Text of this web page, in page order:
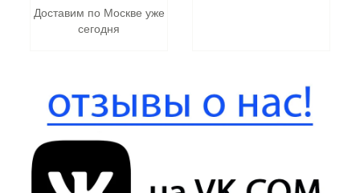
Доставим по Москве уже
сегодня